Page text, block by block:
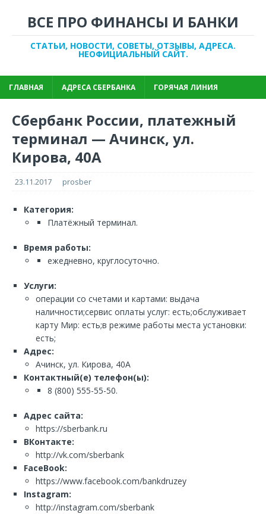
ВСЕ ПРО ФИНАНСЫ И БАНКИ
СТАТЬИ, НОВОСТИ, СОВЕТЫ, ОТЗЫВЫ, АДРЕСА.
НЕОФИЦИАЛЬНЫЙ САЙТ.
ГЛАВНАЯ АДРЕСА СБЕРБАНКА ГОРЯЧАЯ ЛИНИЯ
Сбербанк России, платежный
терминал — Ачинск, ул.
Кирова, 40А
23.11.2017 prosber
Категория:
Платёжный терминал.
Время работы:
ежедневно, круглосуточно.
Услуги:
операции со счетами и картами: выдача
наличности;сервис оплаты услуг: есть;обслуживает
карту Мир: есть;в режиме работы места установки:
есть;
Адрес:
Ачинск, ул. Кирова, 40А
Контактный(е) телефон(ы):
8 (800) 555-55-50.
Адрес сайта:
https://sberbank.ru
ВКонтакте:
http://vk.com/sberbank
FaceBook:
https://www.facebook.com/bankdruzey
Instagram:
http://instagram.com/sberbank